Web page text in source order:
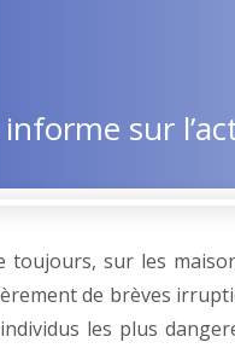
informe sur
toujours, sur les
de brèves
les plus